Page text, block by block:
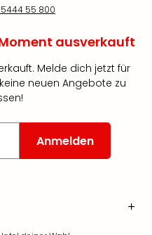
55 800
ausverkauft
Melde dich jetzt für
neuen Angebote zu
Anmelden